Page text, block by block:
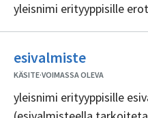
yleisnimi erityyppisille
esivalmisteEi
KÄSITE·VOIMASSA OLEVA
yleisnimi erityyppisille